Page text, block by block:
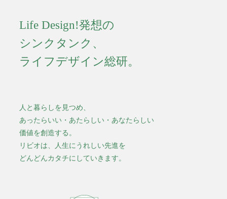
Life Design!発想の
シンクタンク、
ライフデザイン総研。
人と暮らしを見つめ、
あったらいい・あたらしい・あなたらしい
価値を創造する。
リビオは、人生にうれしい先進を
どんどんカタチにしていきます。